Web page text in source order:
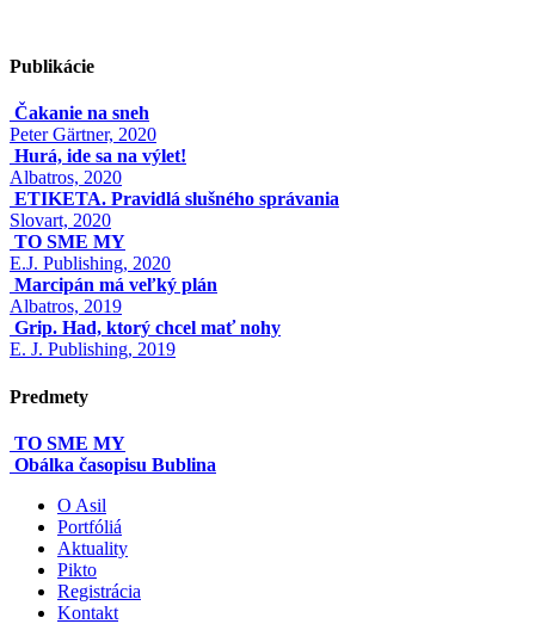
Publikácie
Čakanie na sneh
Peter Gärtner, 2020
Hurá, ide sa na výlet!
Albatros, 2020
ETIKETA. Pravidlá slušného správania
Slovart, 2020
TO SME MY
E.J. Publishing, 2020
Marcipán má veľký plán
Albatros, 2019
Grip. Had, ktorý chcel mať nohy
E. J. Publishing, 2019
Predmety
TO SME MY
Obálka časopisu Bublina
O Asil
Portfóliá
Aktuality
Pikto
Registrácia
Kontakt